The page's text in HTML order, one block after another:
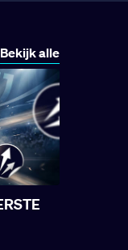
Bekijk alle